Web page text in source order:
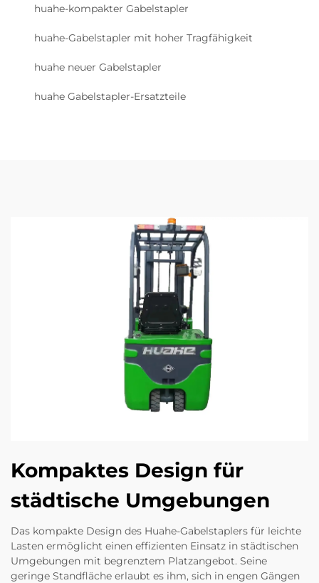
huahe-kompakter Gabelstapler
huahe-Gabelstapler mit hoher Tragfähigkeit
huahe neuer Gabelstapler
huahe Gabelstapler-Ersatzteile
Kompaktes Design für
städtische Umgebungen
Das kompakte Design des Huahe-Gabelstaplers für leichte
Lasten ermöglicht einen effizienten Einsatz in städtischen
Umgebungen mit begrenztem Platzangebot. Seine
geringe Standfläche erlaubt es ihm, sich in engen Gängen